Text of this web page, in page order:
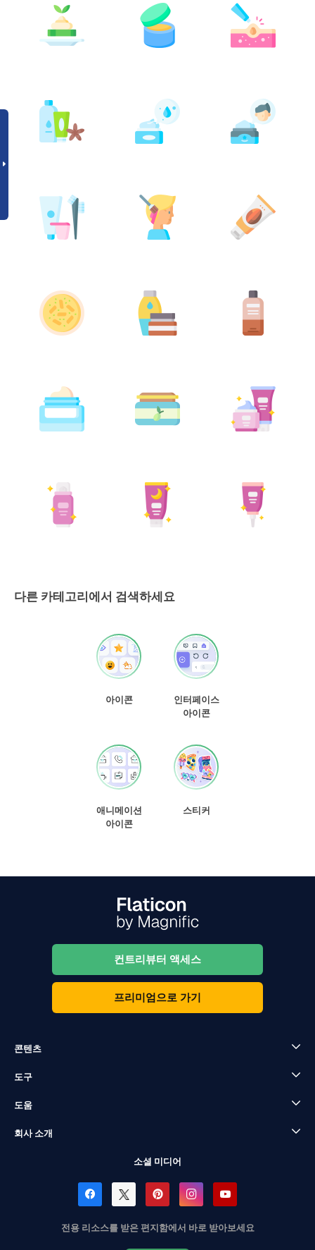
다른 카테고리에서 검색하세요
아이콘
인터페이스
아이콘
애니메이션
아이콘
스티커
컨트리뷰터 액세스
프리미엄으로 가기
콘텐츠
도구
도움
회사 소개
소셜 미디어
전용 리소스를 받은 편지함에서 바로 받아보세요